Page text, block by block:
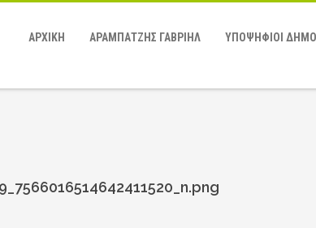
ΑΡΧΙΚΗ ΑΡΑΜΠΑΤΖΗΣ ΓΑΒΡΙΗΛ ΥΠΟΨΗΦΙΟΙ